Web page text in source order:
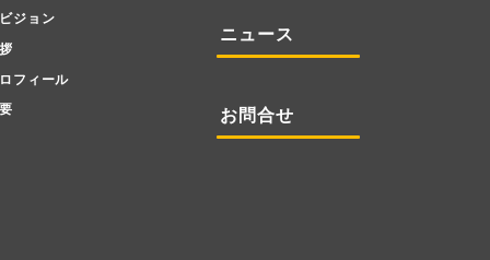
ジョン
フィール
ニュース
お問合せ